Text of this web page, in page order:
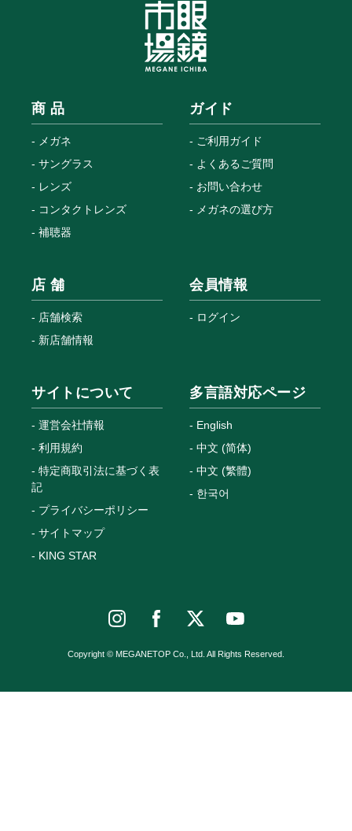
商 品
メガネ
サングラス
レンズ
コンタクトレンズ
補聴器
ガイド
ご利用ガイド
よくあるご質問
お問い合わせ
メガネの選び方
店 舗
店舗検索
新店舗情報
会員情報
ログイン
サイトについて
運営会社情報
利用規約
特定商取引法に基づく表
記
プライバシーポリシー
サイトマップ
KING STAR
多言語対応ページ
English
中文 (简体)
中文 (繁體)
한국어
Copyright © MEGANETOP Co., Ltd. All Rights Reserved.